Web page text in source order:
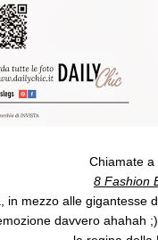
Chiamate
8 Fashion
in mezzo alle gigantesse
davvero ahahah